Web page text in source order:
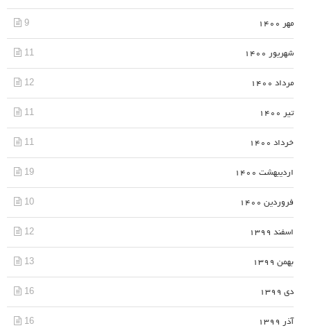
مهر 1400 9
شهریور 1400 11
مرداد 1400 12
تیر 1400 11
خرداد 1400 11
اردیبهشت 1400 19
فروردین 1400 10
اسفند 1399 12
بهمن 1399 13
دی 1399 16
آذر 1399 16